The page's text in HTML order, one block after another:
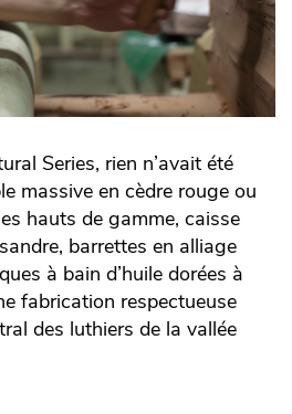
Series, rien n’avait été
massive en cèdre rouge ou
hauts de gamme, caisse
barrettes en alliage
à bain d’huile dorées à
fabrication respectueuse
des luthiers de la vallée